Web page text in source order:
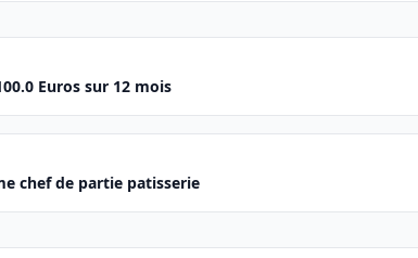
Euros sur 12 mois
chef de partie patisserie